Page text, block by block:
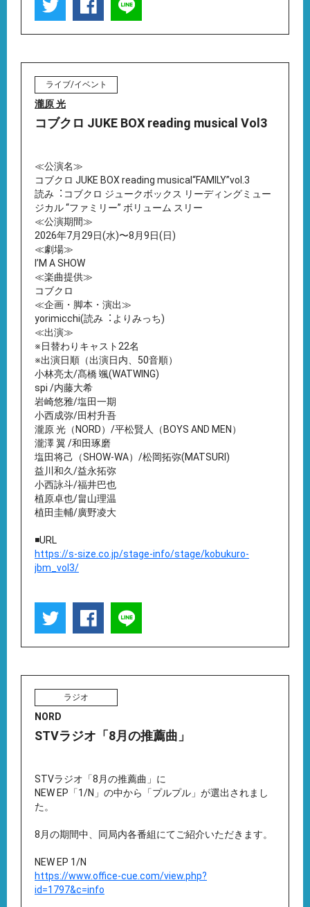
ライブ/イベント
瀧原 光
コブクロ JUKE BOX reading musical Vol3
≪公演名≫
コブクロ JUKE BOX reading musical“FAMILY”vol.3
読み︓コブクロ ジュークボックス リーディングミュー
ジカル “ファミリー” ボリューム スリー
≪公演期間≫
2026年7⽉29⽇(⽔)〜8⽉9⽇(⽇)
≪劇場≫
IʼM A SHOW
≪楽曲提供≫
コブクロ
≪企画・脚本・演出≫
yorimicchi(読み︓よりみっち)
≪出演≫
※⽇替わりキャスト22名
※出演⽇順（出演⽇内、50⾳順）
⼩林亮太/髙橋 颯(WATWING)
spi /内藤⼤希
岩崎悠雅/塩⽥⼀期
⼩⻄成弥/⽥村升吾
瀧原 光（NORD）/平松賢⼈（BOYS AND MEN）
瀧澤 翼 /和⽥琢磨
塩⽥将⼰（SHOW-WA）/松岡拓弥(MATSURI)
益川和久/益永拓弥
⼩⻄詠⽃/福井巴也
植原卓也/畠⼭理温
植⽥圭輔/廣野凌⼤
◾️URL
https://s-size.co.jp/stage-info/stage/kobukuro-
jbm_vol3/
ラジオ
NORD
STVラジオ「8月の推薦曲」
STVラジオ「8月の推薦曲」に
NEW EP「1/N」の中から「プルプル」が選出されまし
た。
8月の期間中、同局内各番組にてご紹介いただきます。
NEW EP 1/N
https://www.office-cue.com/view.php?
id=1797&c=info